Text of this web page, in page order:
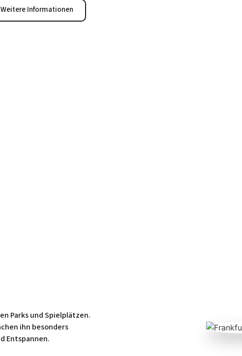
Weitere Informationen
Parks und Spielplätzen.
ihn besonders
Entspannen.